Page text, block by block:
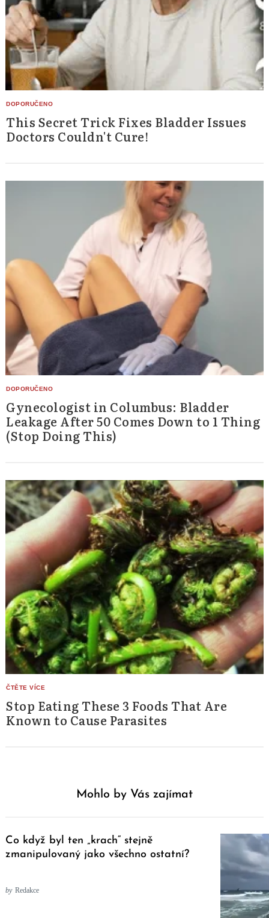
This Secret Trick Fixes Bladder Issues
Doctors Couldn't Cure!
Gynecologist in Columbus: Bladder
Leakage After 50 Comes Down to 1 Thing
(Stop Doing This)
Stop Eating These 3 Foods That Are
Known to Cause Parasites
Mohlo by Vás zajímat
Co když byl ten „krach“ stejně
zmanipulovaný jako všechno ostatní?
by Redakce